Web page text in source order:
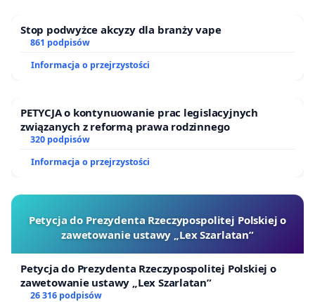
Stop podwyżce akcyzy dla branży vape
861 podpisów
Informacja o przejrzystości
PETYCJA o kontynuowanie prac legislacyjnych
związanych z reformą prawa rodzinnego
320 podpisów
Informacja o przejrzystości
Petycja do Prezydenta Rzeczypospolitej Polskiej o
zawetowanie ustawy „Lex Szarlatan”
Petycja do Prezydenta Rzeczypospolitej Polskiej o
zawetowanie ustawy „Lex Szarlatan”
26 316 podpisów